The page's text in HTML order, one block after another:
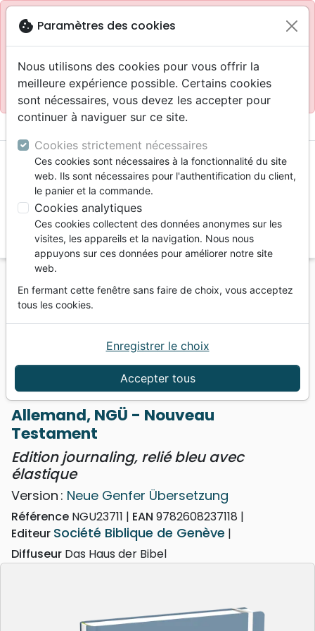
blockSite réservé aux professionnels
Accès pour les professionnels : Se connecter
Site pour le grand public : La Maison de la Bible
menu
Vous ne pouvez pas créer de nouvelle commande
depuis votre pays (United States).
Nouveaux Testaments
Allemand, NGÜ - Nouveau Testament - Edition
journaling, relié bleu avec élastique
Allemand, NGÜ - Nouveau
Testament
Edition journaling, relié bleu avec
élastique
Version : Neue Genfer Übersetzung
Référence NGU23711 EAN 9782608237118
Editeur Société Biblique de Genève
Diffuseur Das Haus der Bibel
cookie Paramètres des cookies
Nous utilisons des cookies pour vous offrir la
meilleure expérience possible. Certains cookies
sont nécessaires, vous devez les accepter pour
continuer à naviguer sur ce site.
Cookies strictement nécessaires
Ces cookies sont nécessaires à la fonctionnalité du site
web. Ils sont nécessaires pour l'authentification du client,
le panier et la commande.
Cookies analytiques
Ces cookies collectent des données anonymes sur les
visites, les appareils et la navigation. Nous nous
appuyons sur ces données pour améliorer notre site
web.
En fermant cette fenêtre sans faire de choix, vous acceptez
tous les cookies.
Accepter tous
Enregistrer le choix